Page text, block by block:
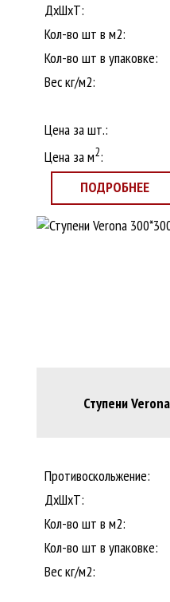
ДxШхТ:
Кол-во шт в м2:
Кол-во шт в упаковке:
Вес кг/м2:
Цена за шт.:
Цена за м2:
ПОДРОБНЕЕ
Ступени
Противоскольжение:
ДxШхТ:
Кол-во шт в м2:
Кол-во шт в упаковке:
Вес кг/м2: